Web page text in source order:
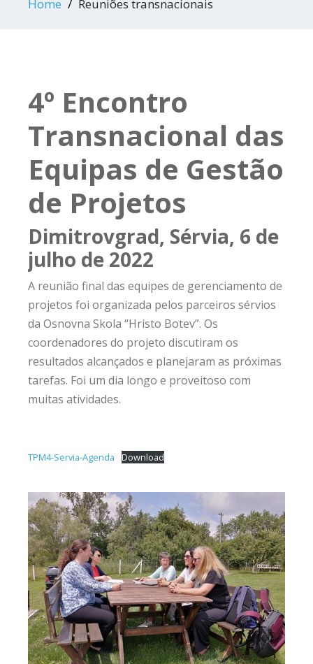
Home Reuniões transnacionais
4º Encontro
Transnacional das
Equipas de Gestão
de Projetos
Dimitrovgrad, Sérvia, 6 de
julho de 2022
A reunião final das equipes de gerenciamento de
projetos foi organizada pelos parceiros sérvios
da Osnovna Skola “Hristo Botev”. Os
coordenadores do projeto discutiram os
resultados alcançados e planejaram as próximas
tarefas. Foi um dia longo e proveitoso com
muitas atividades.
TPM4-Servia-Agenda Download